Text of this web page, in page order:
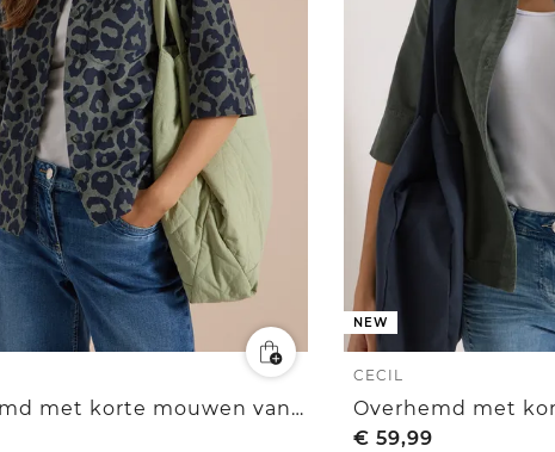
Overhemd met korte mouwen van corduroy met luipaardprint
NEW
CECIL
€ 59,99